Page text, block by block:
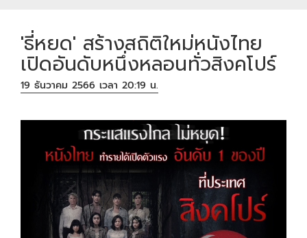
'ธี่หยด' สร้างสถิติใหม่หนังไทย
เปิดอันดับหนึ่งหลอนทั่วสิงคโปร์
19 ธันวาคม 2566 เวลา 20:19 น.